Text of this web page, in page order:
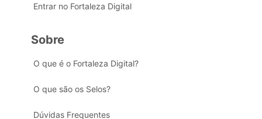
Entrar no Fortaleza Digital
Sobre
O que é o Fortaleza Digital?
O que são os Selos?
Dúvidas Frequentes